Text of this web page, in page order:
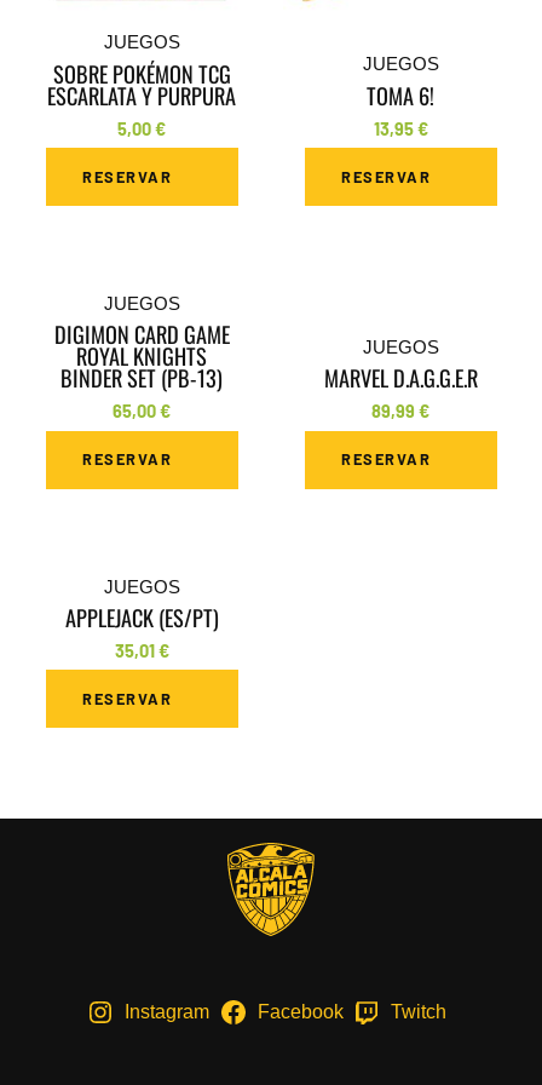
JUEGOS
SOBRE POKÉMON TCG
ESCARLATA Y PURPURA
5,00€
RESERVAR
JUEGOS
TOMA 6!
13,95€
RESERVAR
JUEGOS
DIGIMON CARD GAME
ROYAL KNIGHTS
BINDER SET (PB-13)
65,00€
RESERVAR
JUEGOS
MARVEL D.A.G.G.E.R
89,99 €
RESERVAR
JUEGOS
APPLEJACK (ES/PT)
35,01€
RESERVAR
Instagram Facebook Twitch